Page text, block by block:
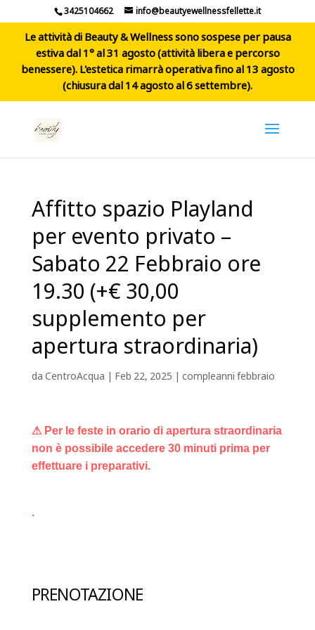
3425104662 info@beautyewellnessfellette.it
Le attività di Beauty & Wellness sono sospese per pausa
estiva dal 1° al 31 agosto (attività libera e percorso
benessere). L'estetica rimarrà operativa fino al 13 agosto
(chiusura dal 14 agosto al 6 settembre).
Affitto spazio Playland
per evento privato –
Sabato 22 Febbraio ore
19.30 (+€ 30,00
supplemento per
apertura straordinaria)
daCentroAcqua | Feb 22, 2025 | compleanni febbraio
⚠ Per le feste in orario di apertura straordinaria
non è possibile accedere 30 minuti prima per
effettuare i preparativi.
.
PRENOTAZIONE